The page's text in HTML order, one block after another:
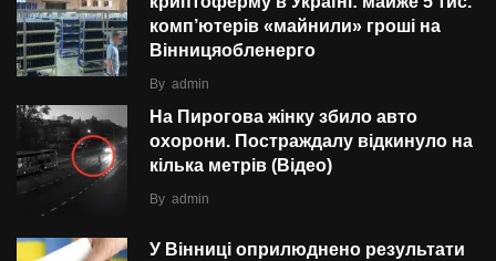
комп’ютерів «майнили» гроші на
Вінницяобленерго
By admin
На Пирогова жінку збило авто
охорони. Постраждалу відкинуло на
кілька метрів (Відео)
By admin
У Вінниці оприлюднено результати